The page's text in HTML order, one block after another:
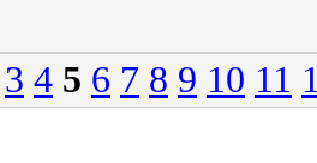
3 4 5 6 7 8 9 10 11